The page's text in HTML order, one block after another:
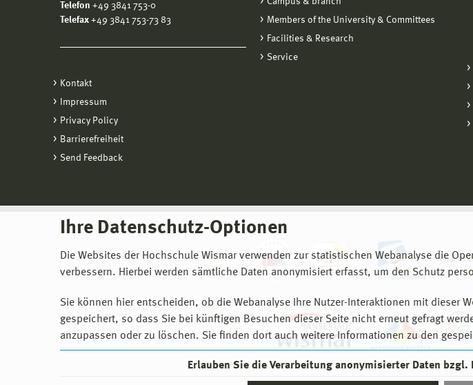
Ihre Datenschutz-Optionen
Die Websites der Hochschule Wismar verwenden zur statistischen Webanalyse die
verbessern. Hierbei werden sämtliche Daten anonymisiert erfasst, um den Schutz
Sie können hier entscheiden, ob die Webanalyse Ihre Nutzer-Interaktionen mit dieser
gespeichert, so dass Sie bei künftigen Besuchen dieser Seite nicht erneut gefragt
anzupassen oder zu löschen. Sie finden dort auch weitere Informationen zu den
Erlauben Sie die Verarbeitung anonymisierter Daten
Telefon +49 3841 753-0
Telefax +49 3841 753-73 83
Kontakt
Impressum
Privacy Policy
Barrierefreiheit
Send Feedback
Members of the University & Committees
Facilities & Research
Service